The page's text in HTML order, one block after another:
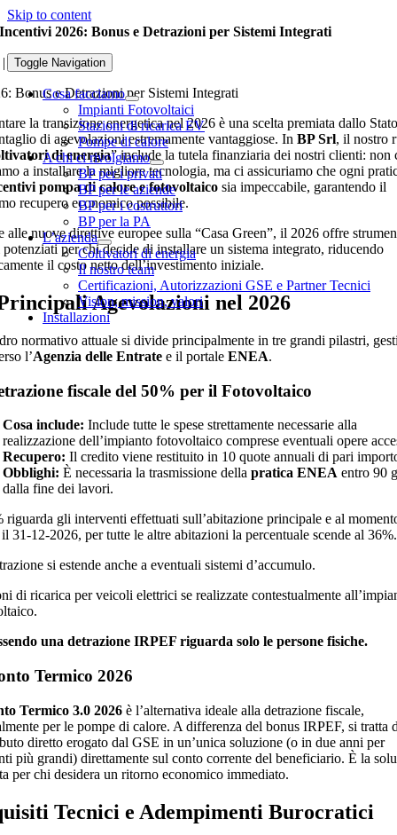
Skip to content
Toggle Navigation
Cosa facciamo
Impianti Fotovoltaici
Stazioni di ricarica EV
Pompe di calore
A chi ci rivolgiamo
BP per i privati
BP per le aziende
BP per i costruttori
BP per la PA
L’azienda
Coltivatori di energia
Il nostro team
Certificazioni, Autorizzazioni GSE e Partner Tecnici
Vision, mission, valori
Installazioni
Incentivi 2026: Bonus e Detrazioni per Sistemi Integrati
|
Bonus e Detrazioni per Sistemi Integrati
la transizione energetica nel 2026 è una scelta premiata dallo
di agevolazioni estremamente vantaggiose. In BP Srl, il nostro
di energia” include la tutela finanziaria dei nostri clienti: non
a installare la migliore tecnologia, ma ci assicuriamo che ogni
pompa di calore e fotovoltaico sia impeccabile, garantendo il
recupero economico possibile.
alle nuove direttive europee sulla “Casa Green”, il 2026 offre
per chi decide di installare un sistema integrato, riducendo
il costo netto dell’investimento iniziale.
Agevolazioni nel 2026
normativo attuale si divide principalmente in tre grandi pilastri,
l’Agenzia delle Entrate e il portale ENEA.
fiscale del 50% per il Fotovoltaico
Cosa include: Include tutte le spese strettamente necessarie alla
realizzazione dell’impianto fotovoltaico comprese eventuali opere
Recupero: Il credito viene restituito in 10 quote annuali di pari
Obblighi: È necessaria la trasmissione della pratica ENEA entro 90
dalla fine dei lavori.
riguarda gli interventi effettuati sull’abitazione principale e al
il 31-12-2026, per tutte le altre abitazioni la percentuale scende al 36%.
si estende anche a eventuali sistemi d’accumulo.
di ricarica per veicoli elettrici se realizzate contestualmente
una detrazione IRPEF riguarda solo le persone fisiche.
Termico 2026
Termico 3.0 2026 è l’alternativa ideale alla detrazione fiscale,
per le pompe di calore. A differenza del bonus IRPEF, si tratta
diretto erogato dal GSE in un’unica soluzione (o in due anni per
più grandi) direttamente sul conto corrente del beneficiario. È la
per chi desidera un ritorno economico immediato.
Tecnici e Adempimenti Burocratici